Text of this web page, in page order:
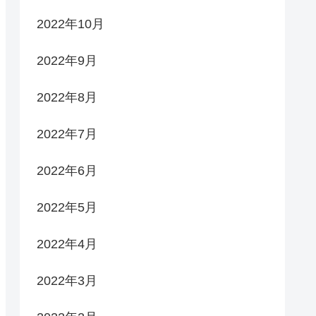
2022年10月
2022年9月
2022年8月
2022年7月
2022年6月
2022年5月
2022年4月
2022年3月